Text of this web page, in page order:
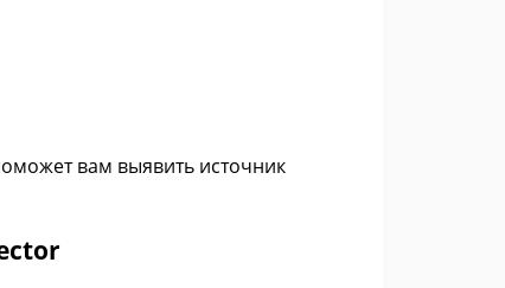
вам выявить источник